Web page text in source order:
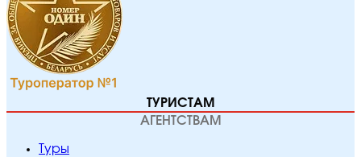
ТУРИСТАМ
АГЕНТСТВАМ
Туры